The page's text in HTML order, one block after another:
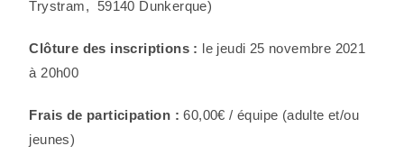
Trystram, 59140 Dunkerque)
Clôture des inscriptions : le jeudi 25 novembre 2021
à 20h00
Frais de participation : 60,00€ / équipe (adulte et/ou
jeunes)